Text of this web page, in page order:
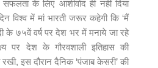
के लिए आशीर्वाद ही नहीं दिया
विश्व में मां भारती जरूर कहेगी कि ‘मैं
के ७५वें वर्ष पर देश भर में मनाये जा रहे
पर देश के गौरवशाली इतिहास की
इस दौरान दैनिक ‘पंजाब केसरी’ की